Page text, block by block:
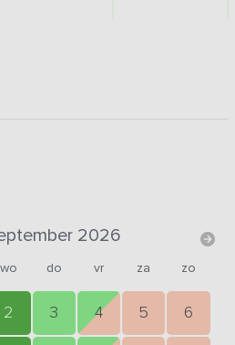
2026
wo do vr za zo
2 3 4 5 6